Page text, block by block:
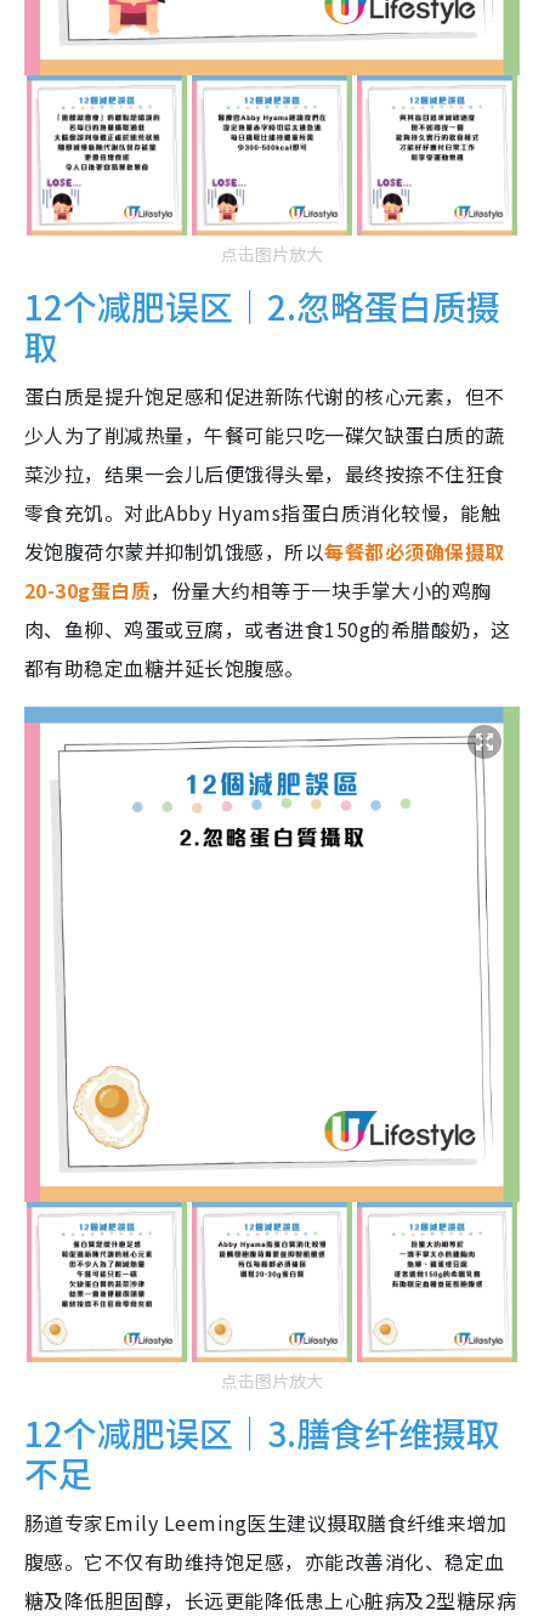
点击图片放大
12个减肥误区｜2.忽略蛋白质摄
取
蛋白质是提升饱足感和促进新陈代谢的核心元素，但不
少人为了削减热量，午餐可能只吃一碟欠缺蛋白质的蔬
菜沙拉，结果一会儿后便饿得头晕，最终按捺不住狂食
零食充饥。对此Abby Hyams指蛋白质消化较慢，能触
发饱腹荷尔蒙并抑制饥饿感，所以每餐都必须确保摄取
20-30g蛋白质，份量大约相等于一块手掌大小的鸡胸
肉、鱼柳、鸡蛋或豆腐，或者进食150g的希腊酸奶，这
都有助稳定血糖并延长饱腹感。
点击图片放大
12个减肥误区｜3.膳食纤维摄取
不足
肠道专家Emily Leeming医生建议摄取膳食纤维来增加
腹感。它不仅有助维持饱足感，亦能改善消化、稳定血
糖及降低胆固醇，长远更能降低患上心脏病及2型糖尿病